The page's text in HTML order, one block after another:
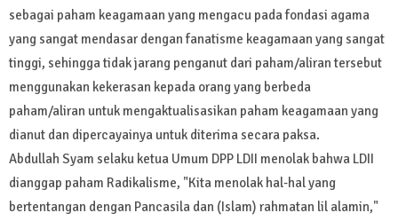
sebagai paham keagamaan yang mengacu pada fondasi agama
yang sangat mendasar dengan fanatisme keagamaan yang sangat
tinggi, sehingga tidak jarang penganut dari paham/aliran tersebut
menggunakan kekerasan kepada orang yang berbeda
paham/aliran untuk mengaktualisasikan paham keagamaan yang
dianut dan dipercayainya untuk diterima secara paksa.
Abdullah Syam selaku ketua Umum DPP LDII menolak bahwa LDII
dianggap paham Radikalisme, "Kita menolak hal-hal yang
bertentangan dengan Pancasila dan (Islam) rahmatan lil alamin,"